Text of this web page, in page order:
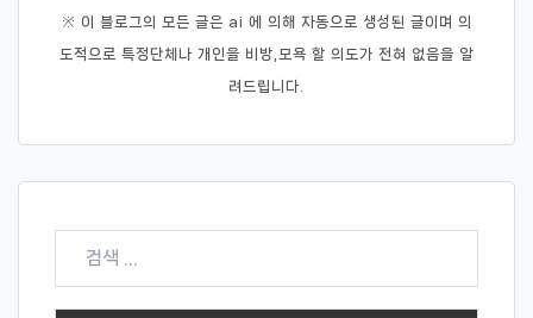
※ 이 블로그의 모든 글은 ai 에 의해 자동으로 생성된 글이며 의
도적으로 특정단체나 개인을 비방,모욕 할 의도가 전혀 없음을 알
려드립니다.
검